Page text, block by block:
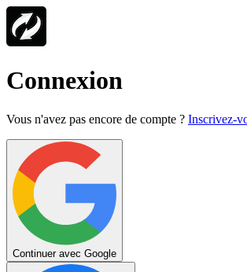
Connexion
Vous n'avez pas encore de compte ? Inscrivez-
Continuer avec Google